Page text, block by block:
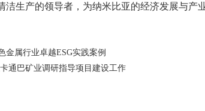
生产的领导者，为纳米比亚的经济发展与产
金属行业卓越ESG实践案例
通巴矿业调研指导项目建设工作